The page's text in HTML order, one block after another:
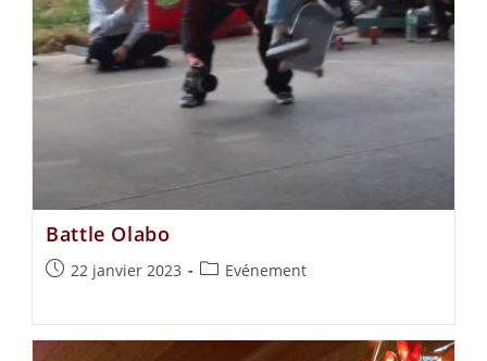
Battle Olabo
22 janvier 2023 Evénement